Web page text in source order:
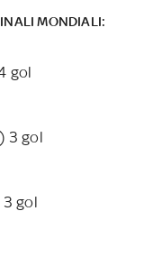
MONDIALI:
gol
3 gol
gol